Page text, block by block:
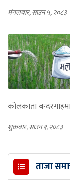
मंगलबार, साउन ५, २०८३
कोलकाता
शुक्रबार, साउन १, २०८३
ताजा